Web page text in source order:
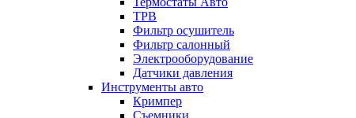
ТРВ
Фильтр осушитель
Фильтр салонный
Электрооборудование
Датчики давления
Инструменты авто
Кримпер
Съемники